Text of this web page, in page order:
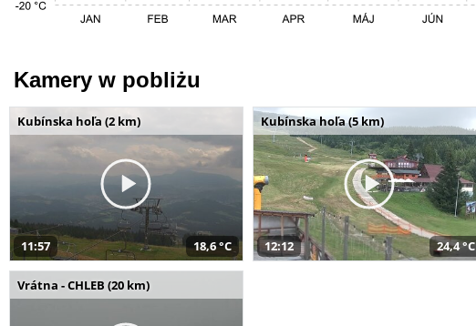
Kamery w pobliżu
Kubínska hoľa (2 km)
11:57 18,6 °C
Kubínska hoľa (5 km)
12:12 24,4 °C
Vrátna - CHLEB (20 km)